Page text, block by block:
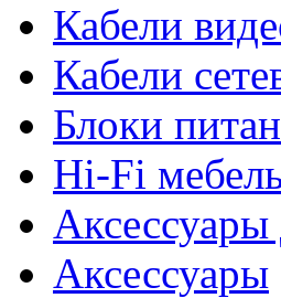
Кабели
Кабели
Блоки
Hi-Fi
Аксессуары
Аксессуары